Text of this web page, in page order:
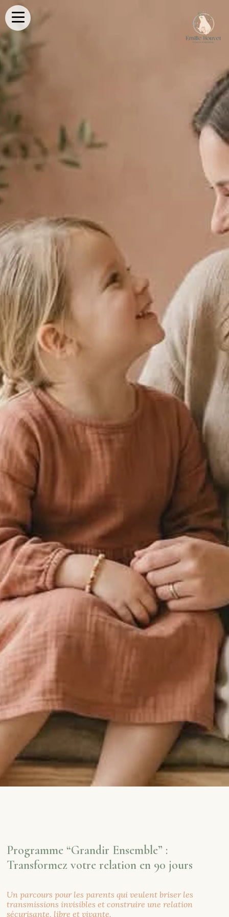
Programme “Grandir Ensemble” :
Transformez votre relation en 90 jours
Un parcours pour les parents qui veulent briser les
transmissions invisibles et construire une relation
sécurisante, libre et vivante.